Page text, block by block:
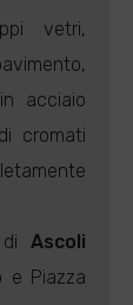
vetri,
acciaio
cromati
Ascoli
e Piazza